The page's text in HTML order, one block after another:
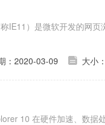
IE11）是微软开发的网
：2020-03-09 大小
10 在硬件加速、数据